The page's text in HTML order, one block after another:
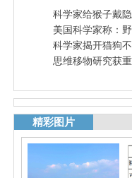
科学家给猴子戴
美国科学家称：
科学家揭开猫狗
思维移物研究获
精彩图片